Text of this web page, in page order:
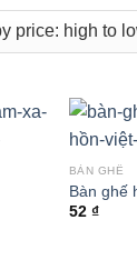
BÀN GHẾ
Bàn ghế
52 ₫